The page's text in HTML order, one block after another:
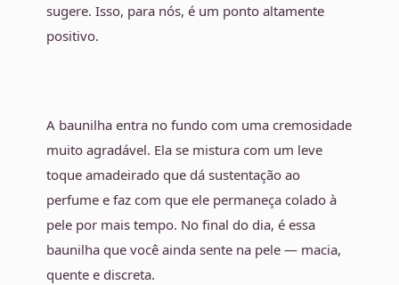
sugere. Isso, para nós, é um ponto altamente
positivo.
A baunilha entra no fundo com uma cremosidade
muito agradável. Ela se mistura com um leve
toque amadeirado que dá sustentação ao
perfume e faz com que ele permaneça colado à
pele por mais tempo. No final do dia, é essa
baunilha que você ainda sente na pele — macia,
quente e discreta.